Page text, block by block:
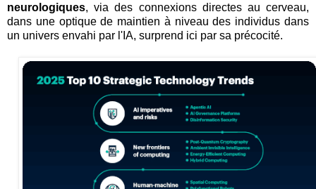
neurologiques, via des connexions directes au cerveau,
dans une optique de maintien à niveau des individus dans
un univers envahi par l'IA, surprend ici par sa précocité.